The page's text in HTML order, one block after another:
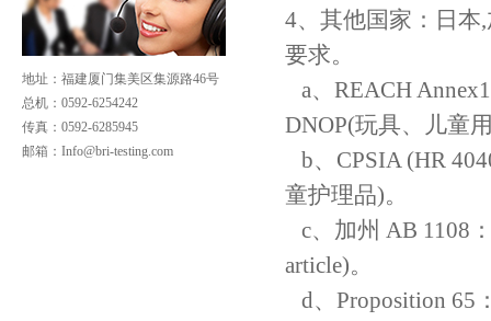
地址：福建厦门集美区集源路46号
总机：0592-6254242
传真：0592-6285945
邮箱： Info@bri-testing.com
4、其他国家：日本
要求。
a、REACH
DNOP(玩具、儿童
b、CPSIA (HR
童护理品)。
c、加州 AB 1108
article)。
d、Proposition 65